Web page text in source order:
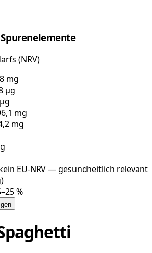
(NRV)
mg
µg
mg
mg
EU-NRV — gesundheitlich relevant
%